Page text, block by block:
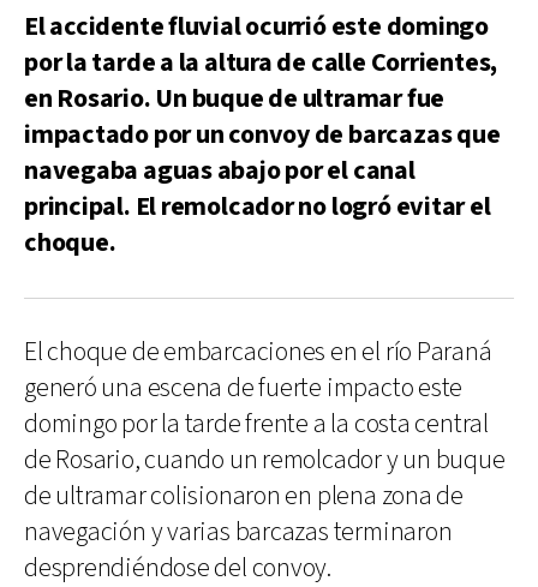
El accidente fluvial ocurrió este domingo
por la tarde a la altura de calle Corrientes,
en Rosario. Un buque de ultramar fue
impactado por un convoy de barcazas que
navegaba aguas abajo por el canal
principal. El remolcador no logró evitar el
choque.
El choque de embarcaciones en el río Paraná
generó una escena de fuerte impacto este
domingo por la tarde frente a la costa central
de Rosario, cuando un remolcador y un buque
de ultramar colisionaron en plena zona de
navegación y varias barcazas terminaron
desprendiéndose del convoy.